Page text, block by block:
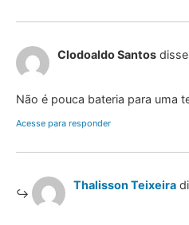
Clodoaldo Santos
Não é pouca bateria para uma
Acesse para responder
Thalisson Teixeira